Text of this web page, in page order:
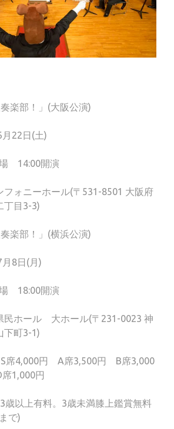
楽部！」(大阪公演)
月22日(土)
14:00開演
ォニーホール(〒531-8501 大阪府
丁目3-3)
楽部！」(横浜公演)
月8日(月)
18:00開演
民ホール 大ホール(〒231-0023 神
下町3-1)
席4,000円 A席3,500円 B席3,000
1,000円
以上有料。3歳未満膝上鑑賞無料
で)